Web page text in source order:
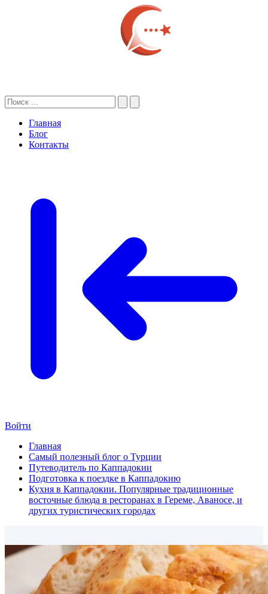
Главная
Блог
Контакты
Войти
Главная
Самый полезный блог о Турции
Путеводитель по Каппадокии
Подготовка к поездке в Каппадокию
Кухня в Каппадокии. Популярные традиционные
восточные блюда в ресторанах в Гереме, Аваносе, и
других туристических городах